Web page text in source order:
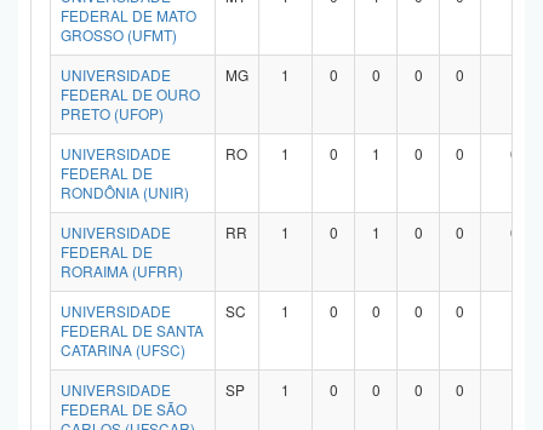
FEDERAL DE MATO
GROSSO (UFMT)
UNIVERSIDADE
FEDERAL DE OURO
PRETO (UFOP)
MG 1 0 0 0 0
UNIVERSIDADE
FEDERAL DE
RONDÔNIA (UNIR)
RO 1 0 1 0 0 0
UNIVERSIDADE
FEDERAL DE
RORAIMA (UFRR)
RR 1 0 1 0 0 0
UNIVERSIDADE
FEDERAL DE SANTA
CATARINA (UFSC)
SC 1 0 0 0 0
UNIVERSIDADE
FEDERAL DE SÃO
SP 1 0 0 0 0